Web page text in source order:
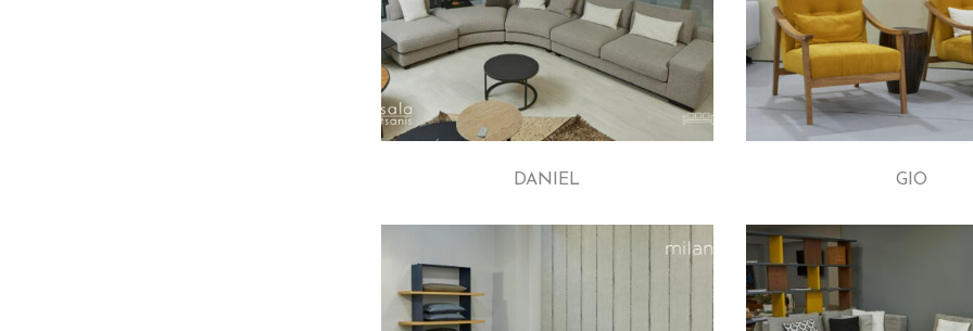
DANIEL GIO